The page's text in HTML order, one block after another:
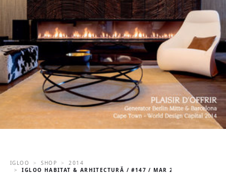
IGLOO SHOP
2014
IGLOO HABITAT & ARHITECTURĂ / #147 / MAR 2014